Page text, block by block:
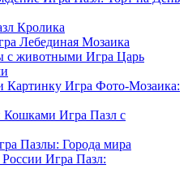
Кролика
Лебединая Мозаика
Игра Царь
Игра Фото-Мозаика:
Игра Пазл с
Пазлы: Города мира
Игра Пазл: